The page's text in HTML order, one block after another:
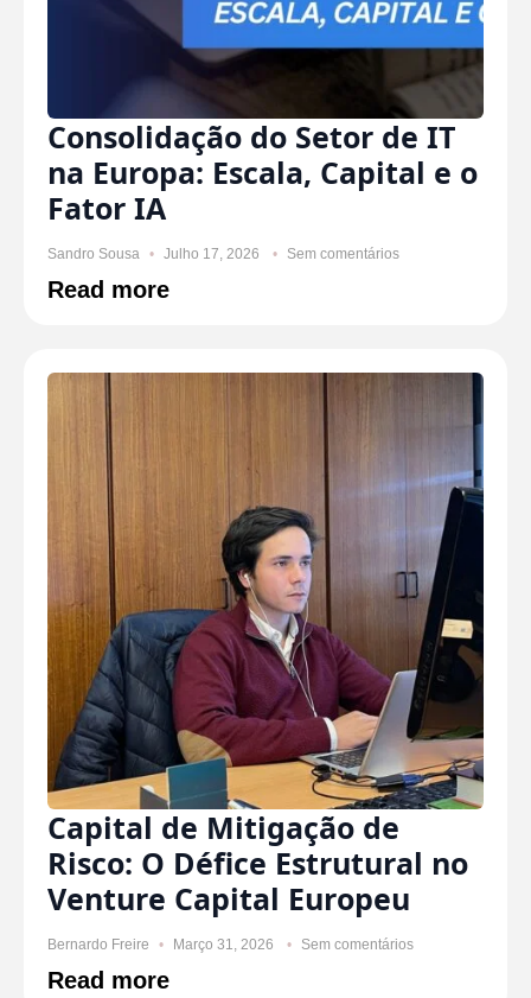
Consolidação do Setor de IT
na Europa: Escala, Capital e o
Fator IA
Sandro Sousa Julho 17, 2026 Sem comentários
Read more
Capital de Mitigação de
Risco: O Défice Estrutural no
Venture Capital Europeu
Bernardo Freire Março 31, 2026 Sem comentários
Read more